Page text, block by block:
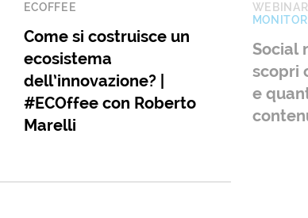
ECOFFEE
Come si costruisce un
ecosistema
dell’innovazione? |
#ECOffee con Roberto
Marelli
WEBINAR
Social
scopri
e